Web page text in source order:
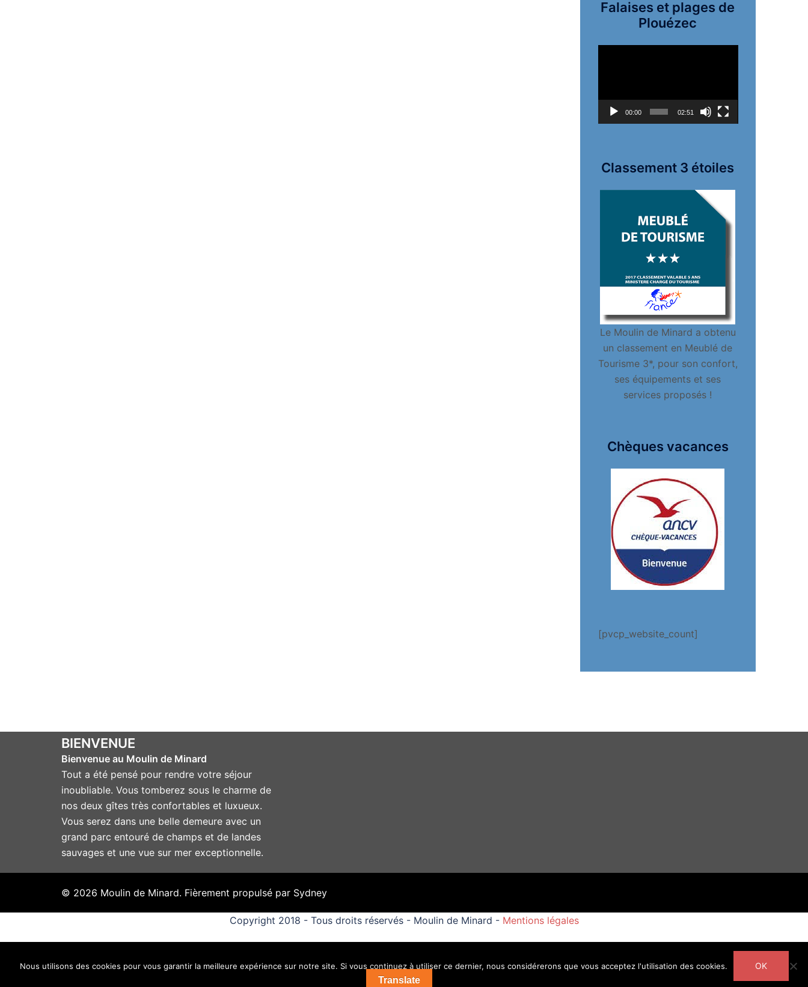
Falaises et plages de
Plouézec
00:00 02:51
Classement 3 étoiles
Le Moulin de Minard a obtenu
un classement en Meublé de
Tourisme 3*, pour son confort,
ses équipements et ses
services proposés !
Chèques vacances
[pvcp_website_count]
BIENVENUE
Bienvenue au Moulin de Minard
Tout a été pensé pour rendre votre séjour
inoubliable. Vous tomberez sous le charme de
nos deux gîtes très confortables et luxueux.
Vous serez dans une belle demeure avec un
grand parc entouré de champs et de landes
sauvages et une vue sur mer exceptionnelle.
© 2026 Moulin de Minard. Fièrement propulsé par Sydney
Translate
Copyright 2018 - Tous droits réservés - Moulin de Minard - Mentions légales
Nous utilisons des cookies pour vous garantir la meilleure expérience sur notre site. Si vous continuez à utiliser ce dernier, nous considérerons que vous acceptez l'utilisation des cookies. OK